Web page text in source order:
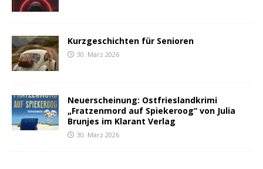
Kurzgeschichten für Senioren
30. März 2026
Neuerscheinung: Ostfrieslandkrimi
„Fratzenmord auf Spiekeroog“ von Julia
Brunjes im Klarant Verlag
30. März 2026